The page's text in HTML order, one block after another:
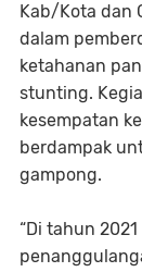
Kab/Kota dan
dalam
ketahanan
stunting.
kesempatan
berdampak
gampong.
“Di tahun